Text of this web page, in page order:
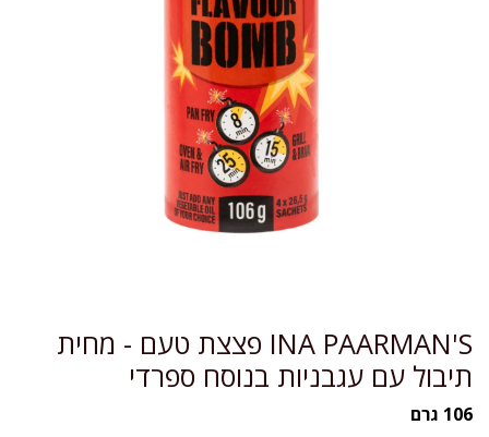
INA PAARMAN'S פצצת טעם - מחית
תיבול עם עגבניות בנוסח ספרדי
106 גרם